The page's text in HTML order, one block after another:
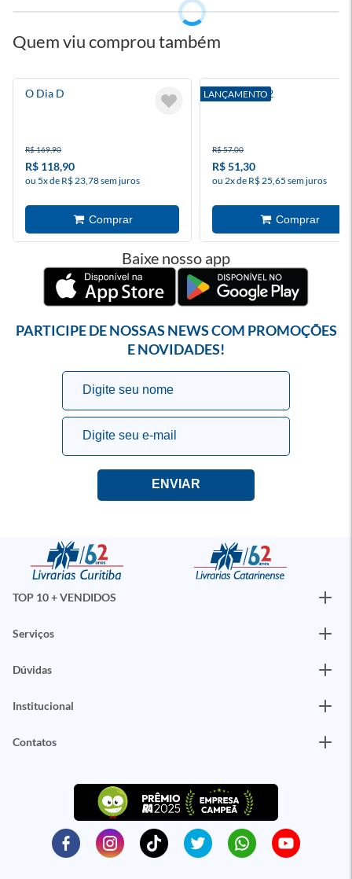
Quem viu comprou também
O Dia D
R$ 169,90
R$ 118,90
ou 5x de R$ 23,78 sem juros
LANÇAMENTO
O Código 12
R$ 57,00
R$ 51,30
ou 2x de R$ 25,65 sem juros
Baixe nosso app
PARTICIPE DE NOSSAS NEWS COM PROMOÇÕES
E NOVIDADES!
TOP 10 + VENDIDOS
Serviços
Dúvidas
Institucional
Contatos